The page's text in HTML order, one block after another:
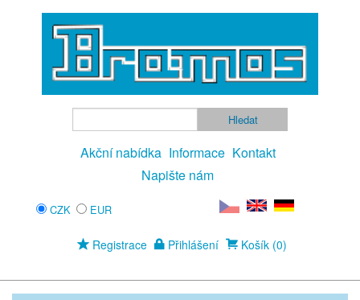
Akční nabídka Informace Kontakt
Napište nám
CZK EUR
Registrace Přihlášení Košík (0)